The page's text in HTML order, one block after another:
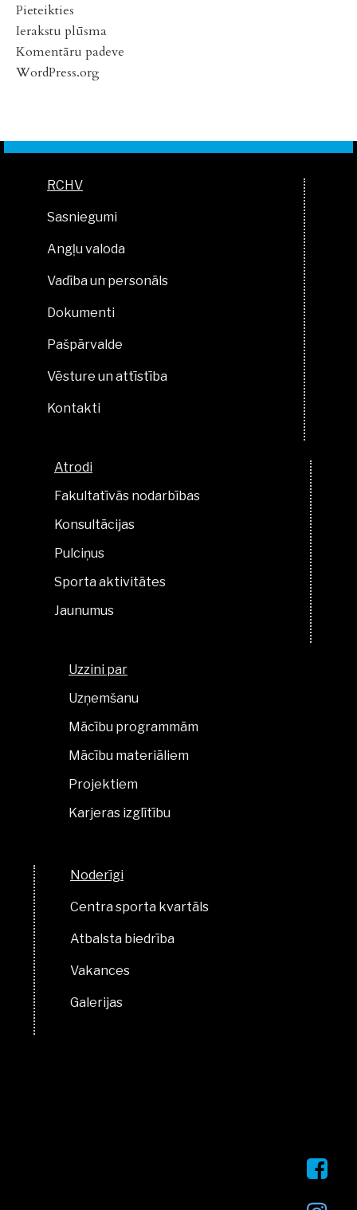
Pieteikties
Ierakstu plūsma
Komentāru padeve
WordPress.org
RCHV
Sasniegumi
Angļu valoda
Vadība un personāls
Dokumenti
Pašpārvalde
Vēsture un attīstība
Kontakti
Atrodi
Fakultatīvās nodarbības
Konsultācijas
Pulciņus
Sporta aktivitātes
Jaunumus
Uzzini par
Uzņemšanu
Mācību programmām
Mācību materiāliem
Projektiem
Karjeras izglītību
Noderīgi
Centra sporta kvartāls
Atbalsta biedrība
Vakances
Galerijas